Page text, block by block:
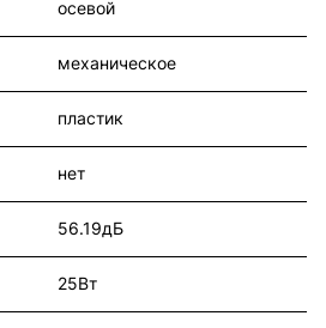
осевой
механическое
пластик
нет
56.19дБ
25Вт